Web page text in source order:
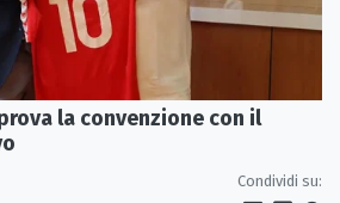
la convenzione con il
Condividi su: